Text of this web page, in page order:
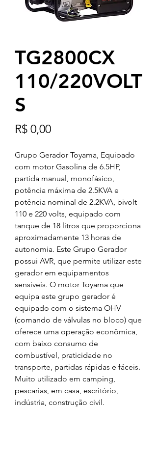
TG2800CX
110/220VOLT
S
R$ 0,00Preço
Grupo Gerador Toyama, Equipado
com motor Gasolina de 6.5HP,
partida manual, monofásico,
potência máxima de 2.5KVA e
potência nominal de 2.2KVA, bivolt
110 e 220 volts, equipado com
tanque de 18 litros que proporciona
aproximadamente 13 horas de
autonomia. Este Grupo Gerador
possui AVR, que permite utilizar este
gerador em equipamentos
sensíveis. O motor Toyama que
equipa este grupo gerador é
equipado com o sistema OHV
(comando de válvulas no bloco) que
oferece uma operação econômica,
com baixo consumo de
combustível, praticidade no
transporte, partidas rápidas e fáceis.
Muito utilizado em camping,
pescarias, em casa, escritório,
indústria, construção civil.